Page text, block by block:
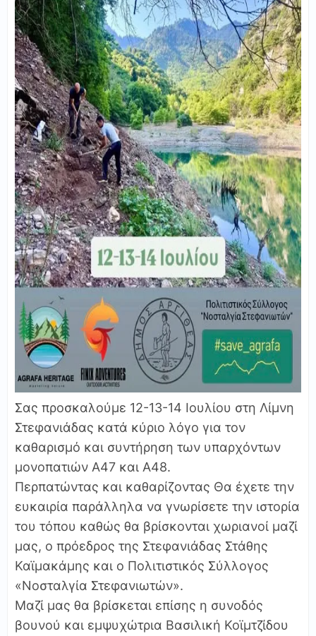
Σας προσκαλούμε 12-13-14 Ιουλίου στη Λίμνη
Στεφανιάδας κατά κύριο λόγο για τον
καθαρισμό και συντήρηση των υπαρχόντων
μονοπατιών Α47 και Α48.
Περπατώντας και καθαρίζοντας Θα έχετε την
ευκαιρία παράλληλα να γνωρίσετε την ιστορία
του τόπου καθώς θα βρίσκονται χωριανοί μαζί
μας, ο πρόεδρος της Στεφανιάδας Στάθης
Καϊμακάμης και ο Πολιτιστικός Σύλλογος
«Νοσταλγία Στεφανιωτών».
Μαζί μας θα βρίσκεται επίσης η συνοδός
βουνού και εμψυχώτρια Βασιλική Κοϊμτζίδου